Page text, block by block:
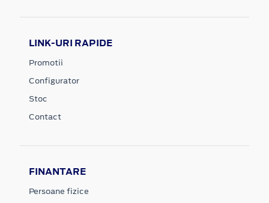
LINK-URI RAPIDE
Promotii
Configurator
Stoc
Contact
FINANTARE
Persoane fizice